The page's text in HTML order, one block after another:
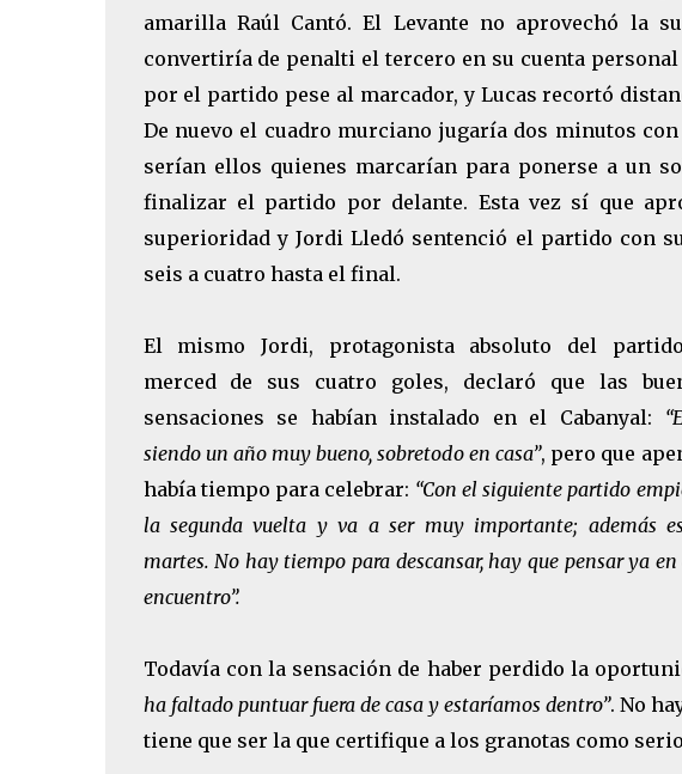
amarilla Raúl Cantó. El Levante no aprovechó la
convertiría de penalti el tercero en su cuenta
por el partido pese al marcador, y Lucas recortó
De nuevo el cuadro murciano jugaría dos minutos
serían ellos quienes marcarían para ponerse a un
finalizar el partido por delante. Esta vez sí que
superioridad y Jordi Lledó sentenció el partido con
seis a cuatro hasta el final.
El mismo Jordi, protagonista absoluto del
merced de sus cuatro goles, declaró que las
sensaciones se habían instalado en el Cabanyal:
siendo un año muy bueno, sobretodo en casa”, pero que
había tiempo para celebrar: “Con el siguiente partido
la segunda vuelta y va a ser muy importante; además
martes. No hay tiempo para descansar, hay que pensar ya en
encuentro”.
Todavía con la sensación de haber perdido la
ha faltado puntuar fuera de casa y estaríamos dentro”. No
tiene que ser la que certifique a los granotas como